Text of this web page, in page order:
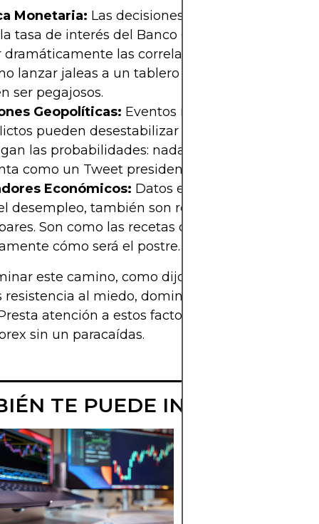
Monetaria: Las decisiones de los bancos
tasa de interés del Banco Central Europeo,
dramáticamente las correlaciones. Un cambio
lanzar jaleas a un tablero de dardos; los
ser pegajosos.
Geopolíticas: Eventos imprevistos como
pueden desestabilizar las monedas. No
las probabilidades: nada pone el corazón en
como un Tweet presidencial.
Económicos: Datos económicos clave,
desempleo, también son responsables de los
Son como las recetas de la abuela: decirte
cómo será el postre.
este camino, como dijo una vez Mark
resistencia al miedo, dominio del miedo, no
atención a estos factores, porque
sin un paracaídas.
TE PUEDE INTERESAR